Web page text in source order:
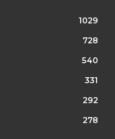
1029
728
540
331
292
278